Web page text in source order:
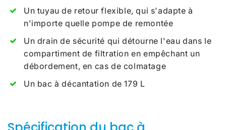
Un tuyau de retour flexible, qui s'adapte à
n'importe quelle pompe de remontée
Un drain de sécurité qui détourne l'eau dans le
compartiment de filtration en empêchant un
débordement, en cas de colmatage
Un bac à décantation de 179 L